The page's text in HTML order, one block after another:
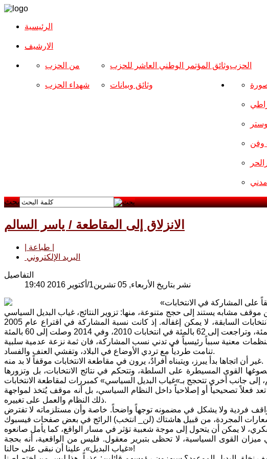
الرئيسية
الارشیف
الحزب من الحزب
شهداء الحزب
وثائق المؤتمر الوطني العاشر للحزب
وثائق وبيانات
وفن
بحث
الانزلاق إلى المقاطعة / ياسر السالم
البريد الإلكتروني
التفاصيل
نشر بتاريخ الأربعاء, 05 تشرين1/أكتوير 2016 19:40
«لا جدوى من أن أوسخ أصبعي، النتيجة معروفة مسبقاً»، يقول صديق معلقاً على المشاركة في الانتخابات
أرقام البيانات الرسمية تكشف تدنياً ملحوظاً في المشاركة الشعبية بالانتخابات السابقة، لا يمكن إغفاله. إذ كانت نسبة المشاركة في اقتراع عام 2005
معنية سبباً رئيسياً في تدني نسب المشاركة، فان ثمة نزعة عدمية سلبية
تنامت طردياً مع تردي الأوضاع في البلاد، وتفشي العنف والفساد.
غير أن اتجاها بدأ يبرز، ويتبناه أفرادٌ، يرون في مقاطعة الانتخابات موقفاً لا بد منه.
القوى المسيطرة على السلطة، وتتحكم في نتائج الانتخابات، بل وتزورها
فعلاً تصحيحياً أو إصلاحياً داخل النظام السياسي، بل أنه موقف يُتخذ لمواجهة
ذلك النظام والعمل على تغييره.
فردية ولا يشكل في مضمونه توجهاً واضحاً. خاصة وأن مستلزماته لا تفترض
القوى السياسية، لا تحظى بتبرير معقول. فليس من الواقعية، أنه بحجة
«غياب البديل»، علينا أن نبقى على حالنا!